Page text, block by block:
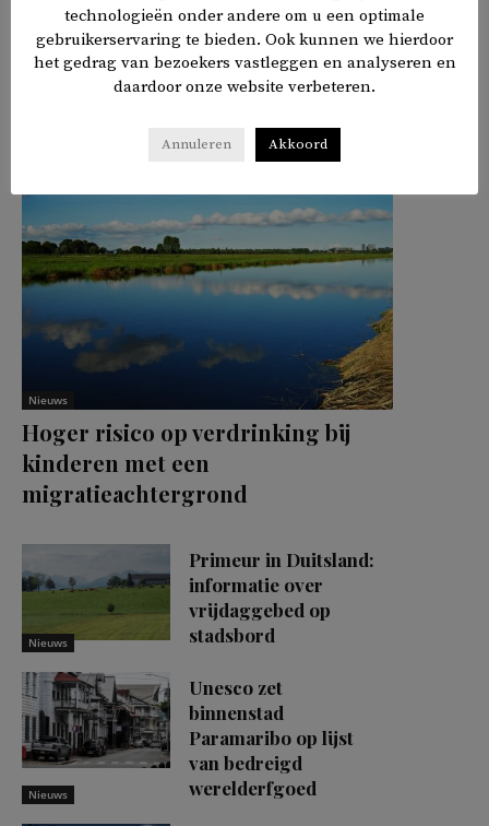
Rohingya
Verenigde Naties VN
Delen 𝕏 f in ✉
Nieuws
Hoger risico op verdrinking bij
kinderen met een
migratieachtergrond
Nieuws
Primeur in Duitsland:
informatie over
vrijdaggebed op
stadsbord
Nieuws
Unesco zet
binnenstad
Paramaribo op lijst
van bedreigd
werelderfgoed
technologieën onder andere om u een optimale
gebruikerservaring te bieden. Ook kunnen we hierdoor
het gedrag van bezoekers vastleggen en analyseren en
daardoor onze website verbeteren.
Annuleren Akkoord